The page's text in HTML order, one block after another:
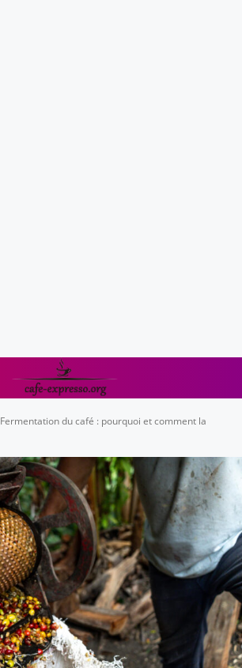
Fermentation du café : pourquoi et comment la